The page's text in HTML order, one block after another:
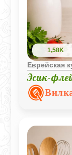
1,58K
Еврейская
Эсик-